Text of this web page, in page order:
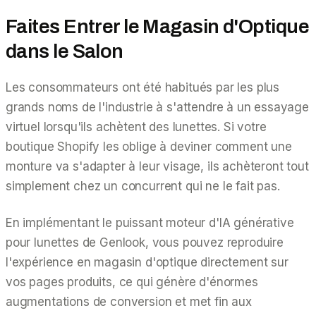
Faites Entrer le Magasin d'Optique
dans le Salon
Les consommateurs ont été habitués par les plus
grands noms de l'industrie à s'attendre à un essayage
virtuel lorsqu'ils achètent des lunettes. Si votre
boutique Shopify les oblige à deviner comment une
monture va s'adapter à leur visage, ils achèteront tout
simplement chez un concurrent qui ne le fait pas.
En implémentant le puissant moteur d'IA générative
pour lunettes de Genlook, vous pouvez reproduire
l'expérience en magasin d'optique directement sur
vos pages produits, ce qui génère d'énormes
augmentations de conversion et met fin aux